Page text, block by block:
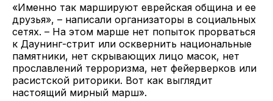
«Именно так маршируют еврейская община и ее
друзья», – написали организаторы в социальных
сетях. – На этом марше нет попыток прорваться
к Даунинг-стрит или осквернить национальные
памятники, нет скрывающих лицо масок, нет
прославлений терроризма, нет фейерверков или
расистской риторики. Вот как выглядит
настоящий мирный марш».